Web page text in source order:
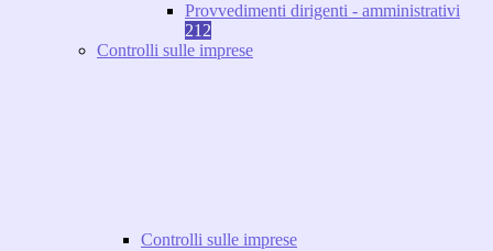
Provvedimenti dirigenti - amministrativi
212
Controlli sulle imprese
Controlli sulle imprese